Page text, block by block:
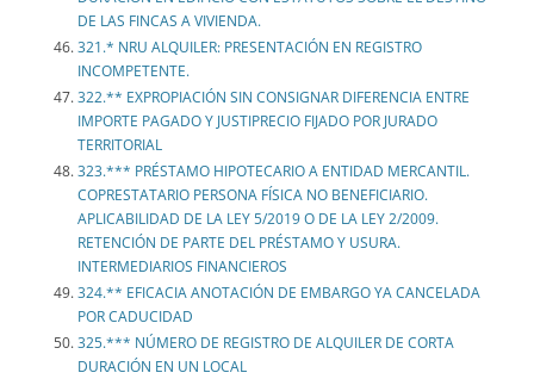
DE LAS FINCAS A VIVIENDA.
321.* NRU ALQUILER: PRESENTACIÓN EN REGISTRO
INCOMPETENTE.
322.** EXPROPIACIÓN SIN CONSIGNAR DIFERENCIA ENTRE
IMPORTE PAGADO Y JUSTIPRECIO FIJADO POR JURADO
TERRITORIAL
323.*** PRÉSTAMO HIPOTECARIO A ENTIDAD MERCANTIL.
COPRESTATARIO PERSONA FÍSICA NO BENEFICIARIO.
APLICABILIDAD DE LA LEY 5/2019 O DE LA LEY 2/2009.
RETENCIÓN DE PARTE DEL PRÉSTAMO Y USURA.
INTERMEDIARIOS FINANCIEROS
324.** EFICACIA ANOTACIÓN DE EMBARGO YA CANCELADA
POR CADUCIDAD
325.*** NÚMERO DE REGISTRO DE ALQUILER DE CORTA
DURACIÓN EN UN LOCAL